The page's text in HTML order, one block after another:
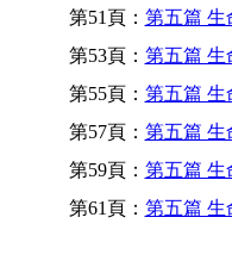
第51頁： 第五篇 生
第53頁： 第五篇 生
第55頁： 第五篇 生
第57頁： 第五篇 生
第59頁： 第五篇 生
第61頁： 第五篇 生